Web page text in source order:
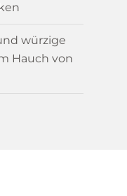
würzige
Hauch von